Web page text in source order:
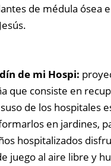
de médula ósea
de mi Hospi:
que consiste en
de los hospitales
en jardines,
hospitalizados
juego al aire libre y